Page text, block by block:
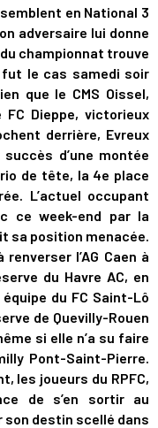
en National 3
adversaire lui donne
championnat trouve
fut le cas samedi soir
que le CMS Oissel,
Dieppe, victorieux
derrière, Evreux
d’une montée
de tête, la 4e place
L’actuel occupant
ce week-end par la
sa position menacée.
l’AG Caen à
du Havre AC, en
du FC Saint-Lô
de Quevilly-Rouen
si elle n’a su faire
Pont-Saint-Pierre.
les joueurs du RPFC,
de s’en sortir au
son destin scellé dans